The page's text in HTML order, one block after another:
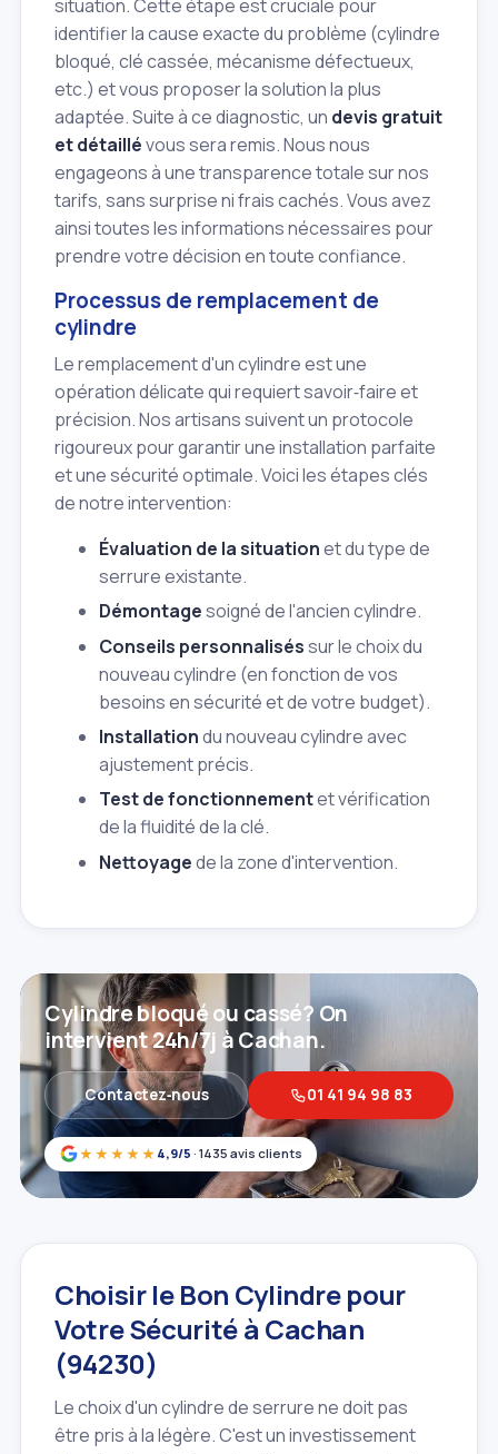
situation. Cette étape est cruciale pour
identifier la cause exacte du problème (cylindre
bloqué, clé cassée, mécanisme défectueux,
etc.) et vous proposer la solution la plus
adaptée. Suite à ce diagnostic, un devis gratuit
et détaillévous sera remis. Nous nous
engageons à une transparence totale sur nos
tarifs, sans surprise ni frais cachés. Vous avez
ainsi toutes les informations nécessaires pour
prendre votre décision en toute confiance.
Processus de remplacement de
cylindre
Le remplacement d'un cylindre est une
opération délicate qui requiert savoir‑faire et
précision. Nos artisans suivent un protocole
rigoureux pour garantir une installation parfaite
et une sécurité optimale. Voici les étapes clés
de notre intervention:
Évaluation de la situationet du type de
serrure existante.
Démontagesoigné de l'ancien cylindre.
Conseils personnaliséssur le choix du
nouveau cylindre (en fonction de vos
besoins en sécurité et de votre budget).
Installationdu nouveau cylindre avec
ajustement précis.
Test de fonctionnementet vérification
de la fluidité de la clé.
Nettoyagede la zone d'intervention.
★★★★★ 4,9/5 · 1435 avis clients
Cylindre bloqué ou cassé? On
intervient 24h/7j à Cachan.
Contactez‑nous 01 41 94 98 83
Choisir le Bon Cylindre pour
Votre Sécurité à Cachan
(94230)
Le choix d'un cylindre de serrure ne doit pas
être pris à la légère. C'est un investissement